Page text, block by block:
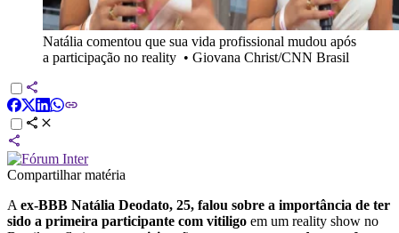
Natália comentou que sua vida profissional mudou após
a participação no reality • Giovana Christ/CNN Brasil
Compartilhar matéria
A ex-BBB Natália Deodato, 25, falou sobre a importância de ter
sido a primeira participante com vitiligo em um reality show no